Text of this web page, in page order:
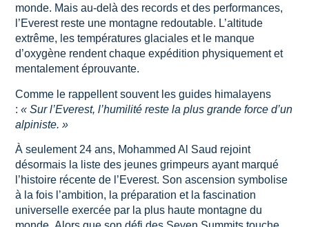
monde. Mais au-delà des records et des performances,
l’Everest reste une montagne redoutable. L’altitude
extrême, les températures glaciales et le manque
d’oxygène rendent chaque expédition physiquement et
mentalement éprouvante.
Comme le rappellent souvent les guides himalayens
: « Sur l’Everest, l’humilité reste la plus grande force d’un
alpiniste. »
À seulement 24 ans, Mohammed Al Saud rejoint
désormais la liste des jeunes grimpeurs ayant marqué
l’histoire récente de l’Everest. Son ascension symbolise
à la fois l’ambition, la préparation et la fascination
universelle exercée par la plus haute montagne du